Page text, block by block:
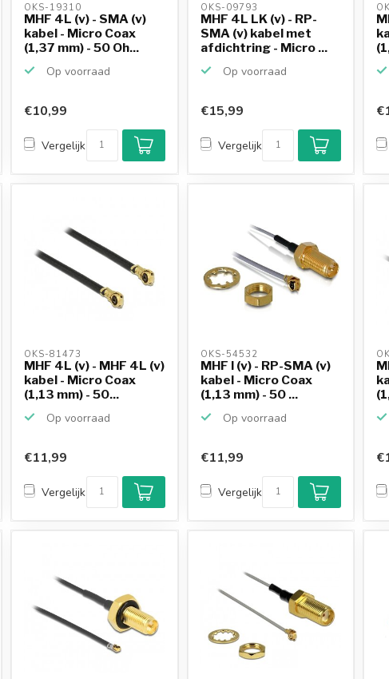
OKS-19310
MHF 4L (v) - SMA (v)
kabel - Micro Coax
(1,37 mm) - 50 Oh...
Op voorraad
€10,99
Vergelijk
OKS-09793
MHF 4L LK (v) - RP-
SMA (v) kabel met
afdichtring - Micro ...
Op voorraad
€15,99
Vergelijk
OKS-81473
MHF 4L (v) - MHF 4L (v)
kabel - Micro Coax
(1,13 mm) - 50...
Op voorraad
€11,99
Vergelijk
OKS-54532
MHF I (v) - RP-SMA (v)
kabel - Micro Coax
(1,13 mm) - 50 ...
Op voorraad
€11,99
Vergelijk